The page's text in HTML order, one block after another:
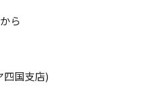
ら
四国支店)